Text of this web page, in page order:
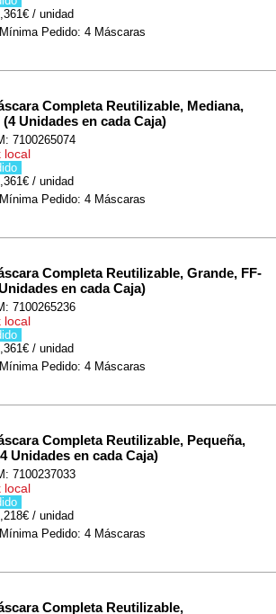
/ unidad
Pedido: 4 Máscaras
Completa Reutilizable, Mediana,
(4 Unidades en cada Caja)
7100265074
local
/ unidad
Pedido: 4 Máscaras
Completa Reutilizable, Grande, FF-
en cada Caja)
7100265236
local
/ unidad
Pedido: 4 Máscaras
Completa Reutilizable, Pequeña,
Unidades en cada Caja)
7100237033
local
/ unidad
Pedido: 4 Máscaras
Completa Reutilizable,